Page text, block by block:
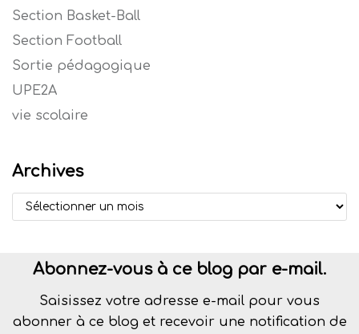
Section Basket-Ball
Section Football
Sortie pédagogique
UPE2A
vie scolaire
Archives
Abonnez-vous à ce blog par e-mail.
Saisissez votre adresse e-mail pour vous
abonner à ce blog et recevoir une notification de